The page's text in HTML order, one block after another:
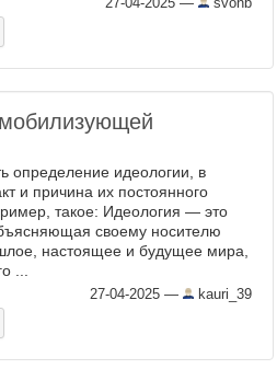
определение идеологии, в
и причина их постоянного
такое: Идеология — это
своему носителю
настоящее и будущее мира,
...
27-04-2025 — kauri_39